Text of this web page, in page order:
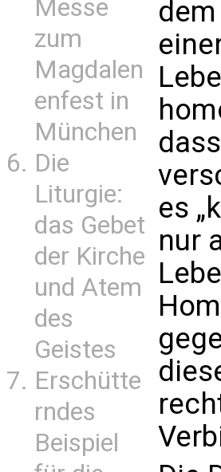
Messe
zum
Magdalen
enfest in
München
Die
Liturgie:
das Gebet
der Kirche
und Atem
des
Geistes
Erschütte
rndes
Beispiel
es
nur